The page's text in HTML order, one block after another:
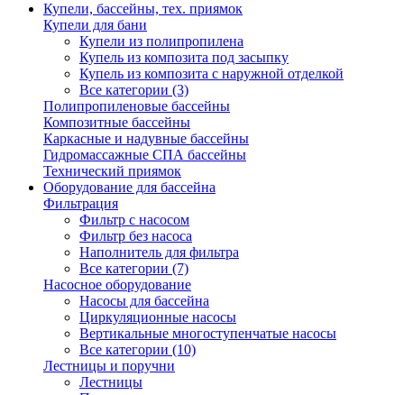
Купели, бассейны, тех. приямок
Купели для бани
Купели из полипропилена
Купель из композита под засыпку
Купель из композита с наружной отделкой
Все категории (3)
Полипропиленовые бассейны
Композитные бассейны
Каркасные и надувные бассейны
Гидромассажные СПА бассейны
Технический приямок
Оборудование для бассейна
Фильтрация
Фильтр с насосом
Фильтр без насоса
Наполнитель для фильтра
Все категории (7)
Насосное оборудование
Насосы для бассейна
Циркуляционные насосы
Вертикальные многоступенчатые насосы
Все категории (10)
Лестницы и поручни
Лестницы